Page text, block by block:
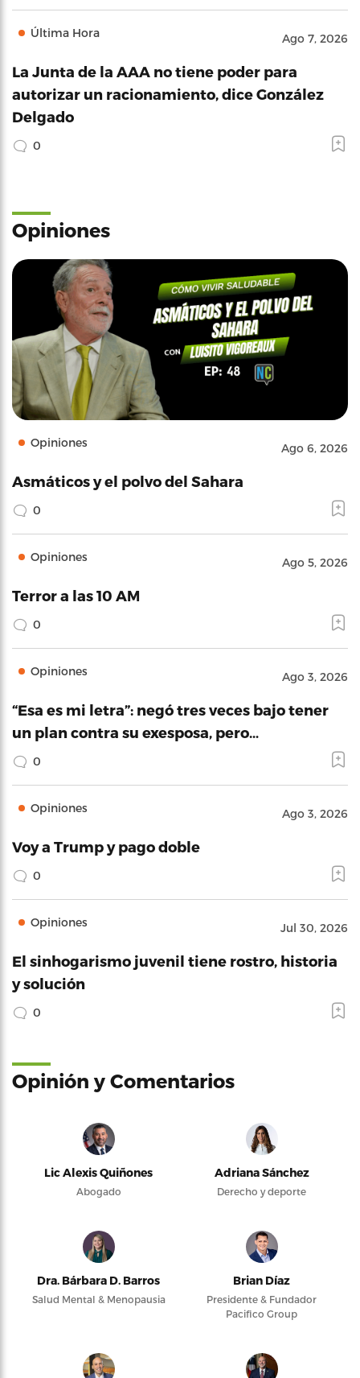
Última Hora Ago 7, 2026
La Junta de la AAA no tiene poder para
autorizar un racionamiento, dice González
Delgado
0
Opiniones
Opiniones Ago 6, 2026
Asmáticos y el polvo del Sahara
0
Opiniones Ago 5, 2026
Terror a las 10 AM
0
Opiniones Ago 3, 2026
“Esa es mi letra”: negó tres veces bajo tener
un plan contra su exesposa, pero…
0
Opiniones Ago 3, 2026
Voy a Trump y pago doble
0
Opiniones Jul 30, 2026
El sinhogarismo juvenil tiene rostro, historia
y solución
0
Opinión y Comentarios
Lic Alexis Quiñones
Abogado
Adriana Sánchez
Derecho y deporte
Dra. Bárbara D. Barros
Salud Mental & Menopausia
Brian Díaz
Presidente & Fundador
Pacifico Group